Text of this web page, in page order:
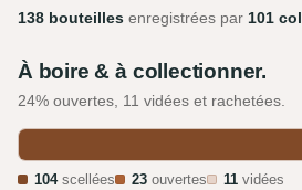
138 bouteilles enregistrées par 101
À boire & à collectionner.
24% ouvertes, 11 vidées et rachetées.
104scellées 23 ouvertes 11 vidées